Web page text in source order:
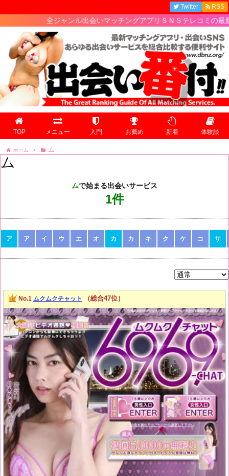
全ジャンル出会いマッチングアプリＳＮＳテレコミの最新人気ラン
TOP メニュー 入門 お薦め 新着 体験談
Twitter RSS
ホーム > ム
ム
ムで始まる出会いサービス
1件
ア ア イ ウ エ オ カ カ キ ク ケ コ サ
No.1 ムクムクチャット （総合47位）